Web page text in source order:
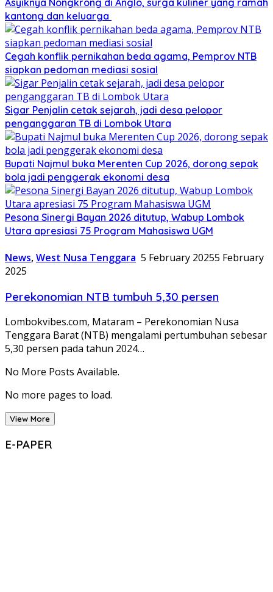
kantong dan keluarga
Cegah konflik pernikahan beda agama, Pemprov NTB
siapkan pedoman mediasi sosial
Sigar Penjalin cetak sejarah, jadi desa pelopor
penganggaran TB di Lombok Utara
Bupati Najmul buka Merenten Cup 2026, dorong sepak
bola jadi penggerak ekonomi desa
Pesona Sinergi Bayan 2026 ditutup, Wabup Lombok
Utara apresiasi 75 Program Mahasiswa UGM
News,West Nusa Tenggara 5 February 20255 February
2025
Perekonomian NTB tumbuh 5,30 persen
Lombokvibes.com, Mataram – Perekonomian Nusa
Tenggara Barat (NTB) mengalami pertumbuhan sebesar
5,30 persen pada tahun 2024…
No More Posts Available.
No more pages to load.
View More
E-PAPER